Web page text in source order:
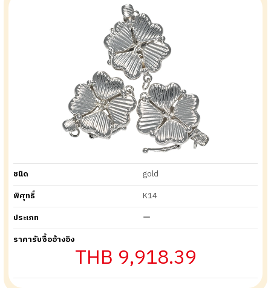
ชนิด
gold
พิศุทธิ์
K14
ประเภท
ー
ราคารับซื้ออ้างอิง
THB 9,918.39